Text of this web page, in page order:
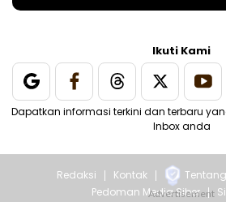
Ikuti Kami
Dapatkan informasi terkini dan terbaru
Inbox anda
Redaksi Kontak
Pedoman Media Siber